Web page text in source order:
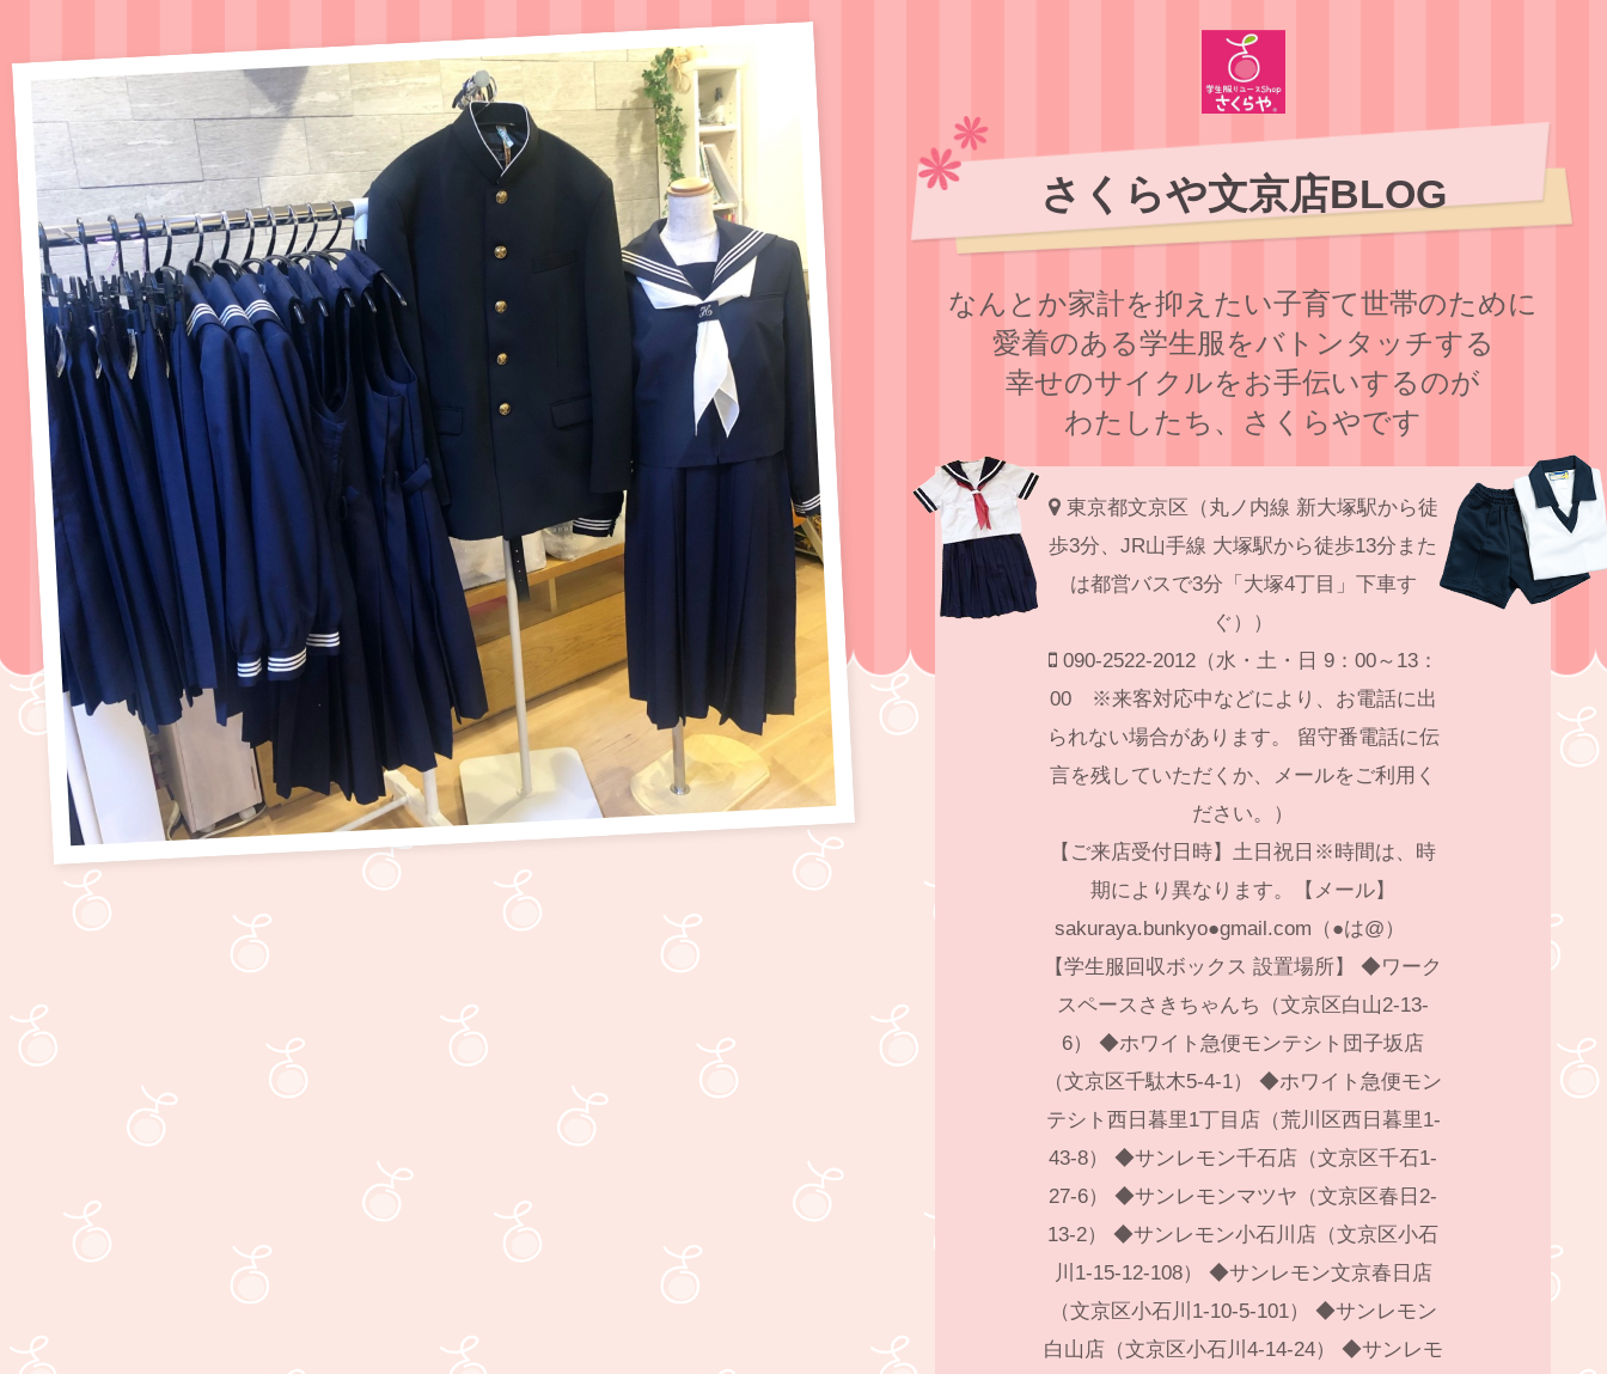
さくらや文京店BLOG
なんとか家計を抑えたい子育て世帯のために
愛着のある学⽣服をバトンタッチする
幸せのサイクルをお⼿伝いするのが
わたしたち、さくらやです
東京都文京区（丸ノ内線 新大塚駅から徒
歩3分、JR山手線 大塚駅から徒歩13分また
は都営バスで3分「大塚4丁目」下車す
ぐ））
090-2522-2012（水・土・日 9：00～13：
00 ※来客対応中などにより、お電話に出
られない場合があります。 留守番電話に伝
言を残していただくか、メールをご利用く
ださい。）
【ご来店受付日時】土日祝日※時間は、時
期により異なります。【メール】
sakuraya.bunkyo●gmail.com（●は@）
【学生服回収ボックス 設置場所】 ◆ワーク
スペースさきちゃんち（文京区白山2-13-
6） ◆ホワイト急便モンテシト団子坂店
（文京区千駄木5-4-1） ◆ホワイト急便モン
テシト西日暮里1丁目店（荒川区西日暮里1-
43-8） ◆サンレモン千石店（文京区千石1-
27-6） ◆サンレモンマツヤ（文京区春日2-
13-2） ◆サンレモン小石川店（文京区小石
川1-15-12-108） ◆サンレモン文京春日店
（文京区小石川1-10-5-101） ◆サンレモン
白山店（文京区小石川4-14-24） ◆サンレモ